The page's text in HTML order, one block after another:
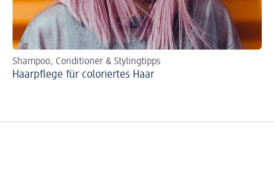
Shampoo, Conditioner & Stylingtipps
Haarpflege für coloriertes Haar